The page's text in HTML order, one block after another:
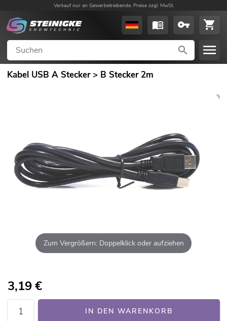
Verkauf nur an Gewerbetreibende. Preise zzgl. MwSt.
Kabel USB A Stecker > B Stecker 2m
Zum Vergrößern: Doppelklick oder aufziehen
3,19€
IN DEN WARENKORB